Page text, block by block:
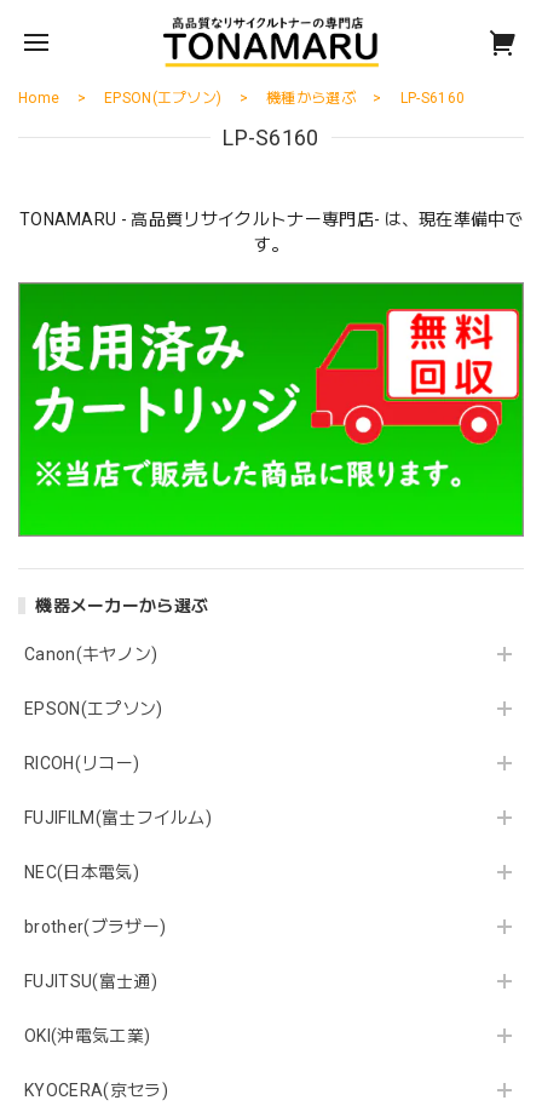
機器メーカーから選ぶ
Canon(キヤノン)
EPSON(エプソン)
RICOH(リコー)
FUJIFILM(富士フイルム)
NEC(日本電気)
brother(ブラザー)
FUJITSU(富士通)
OKI(沖電気工業)
KYOCERA(京セラ)
Home EPSON(エプソン) 機種から選ぶ LP-S6160
LP-S6160
TONAMARU - 高品質リサイクルトナー専門店- は、現在準備中で
す。